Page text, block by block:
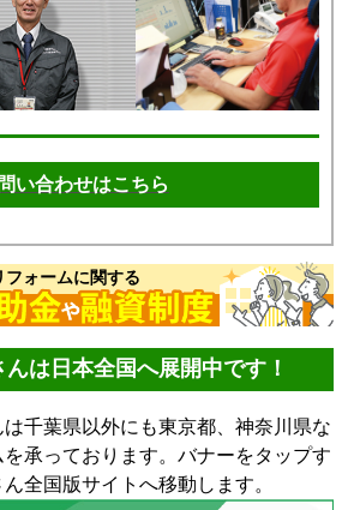
い合わせはこちら
ォームに関する
は日本全国へ展開中です！
千葉県以外にも東京都、神奈川県な
承っております。バナーをタップす
全国版サイトへ移動します。